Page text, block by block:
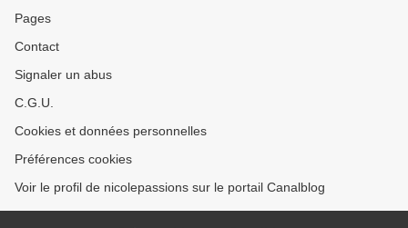
Pages
Contact
Signaler un abus
C.G.U.
Cookies et données personnelles
Préférences cookies
Voir le profil de nicolepassions sur le portail Canalblog